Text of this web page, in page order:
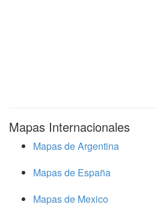
Mapas Internacionales
Mapas de Argentina
Mapas de España
Mapas de Mexico